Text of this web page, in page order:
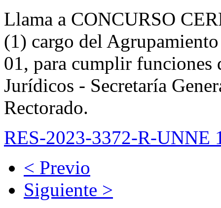
Llama a CONCURSO
(1) cargo del
01, para cumplir funciones
Jurídicos - Secretaría
Rectorado.
RES-2023-3372-R-UNNE
< Previo
Siguiente >